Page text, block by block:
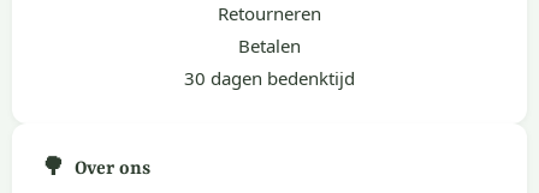
Retourneren
Betalen
30 dagen bedenktijd
🌳 Over ons